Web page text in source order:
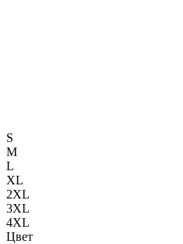
S
M
L
XL
2XL
3XL
4XL
Цвет